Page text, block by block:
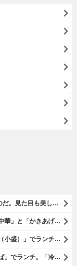
『砂子さん』から「北海キング」をいただいのだ。見た目も美しいオレンジ色の果肉。 その果肉にスプーンを入れるとしっかりとした果実が丸々とすくえるのである。 一口食べれば、それはそれはうまいに決まっているのである（笑）。（砂子さんからの贈与：ないえメロン生産組合：JA新すながわ：空知郡奈井江町）
『ゆで太郎 もつ次郎本所吾妻橋店』で「ざる中華」と「かきあげ」を食べた。これを「かきあげざる中華」と呼んでいいのだろうか。まあ、呼び方はどうあれ、勿論、うまいのだからいいのだよ（笑）。（ゆで太郎 もつ次郎本所吾妻橋店：墨田区吾妻橋3丁目）
『松屋 本所吾妻橋店』で「冷や汁野菜セット（小盛）」でランチ。「冷や汁」はご飯の上に全部掛けてやるのだよ。 後はぐちゃぐちゃにして『噛むという行為は殆ど無く、ズスーッと飲み込むように食べるのである』な。 勿論、うまかったのだよ（笑）。（松屋 本所吾妻橋店：墨田区吾妻橋三）
久しぶりに『文殊 浅草店』の「冷しきつねそば」でランチ。「冷しきつめそば」のうまさは甘さである。 あたしは思い出していたのだ。この甘さのせいで「きつねそば」を敬遠していたのか、と。 でも、うまかったのだよ（笑）。（文殊 浅草店：浅草一丁目：浅草地下街）